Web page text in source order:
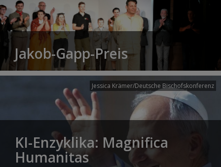
Jakob-Gapp-Preis
Jessica Krämer/Deutsche Bischofskonferenz
KI-Enzyklika: Magnifica
Humanitas